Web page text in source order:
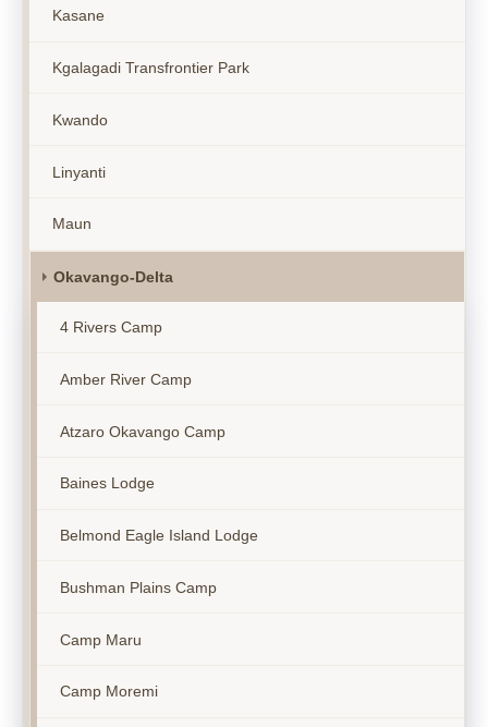
Kasane
Kgalagadi Transfrontier Park
Kwando
Linyanti
Maun
Okavango-Delta
4 Rivers Camp
Amber River Camp
Atzaro Okavango Camp
Baines Lodge
Belmond Eagle Island Lodge
Bushman Plains Camp
Camp Maru
Camp Moremi